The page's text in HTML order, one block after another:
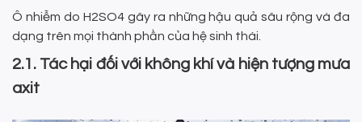
Ô nhiễm do H2SO4 gây ra những hậu quả sâu rộng và đa
dạng trên mọi thành phần của hệ sinh thái.
2.1. Tác hại đối với không khí và hiện tượng mưa
axit